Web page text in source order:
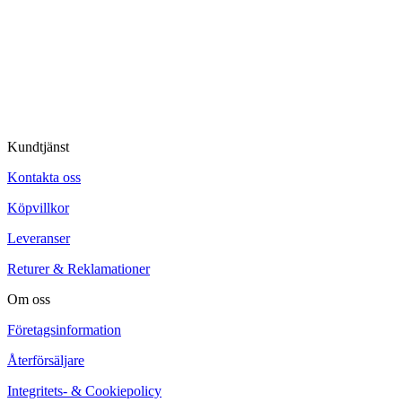
Kundtjänst
Kontakta oss
Köpvillkor
Leveranser
Returer & Reklamationer
Om oss
Företagsinformation
Återförsäljare
Integritets- & Cookiepolicy